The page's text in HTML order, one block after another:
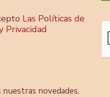
Las Políticas de
Privacidad
nuestras novedades.